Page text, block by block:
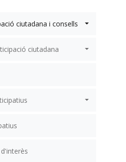
ciutadana i consells
ciutadana